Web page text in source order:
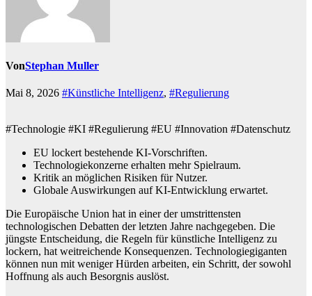
VonStephan Muller
Mai 8, 2026 #Künstliche Intelligenz, #Regulierung
#Technologie #KI #Regulierung #EU #Innovation #Datenschutz
EU lockert bestehende KI-Vorschriften.
Technologiekonzerne erhalten mehr Spielraum.
Kritik an möglichen Risiken für Nutzer.
Globale Auswirkungen auf KI-Entwicklung erwartet.
Die Europäische Union hat in einer der umstrittensten
technologischen Debatten der letzten Jahre nachgegeben. Die
jüngste Entscheidung, die Regeln für künstliche Intelligenz zu
lockern, hat weitreichende Konsequenzen. Technologiegiganten
können nun mit weniger Hürden arbeiten, ein Schritt, der sowohl
Hoffnung als auch Besorgnis auslöst.